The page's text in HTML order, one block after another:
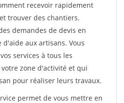
recevoir rapidement
trouver des chantiers.
demandes de devis en
aux artisans. Vous
services à tous les
zone d'activité et qui
pour réaliser leurs travaux.
permet de vous mettre en